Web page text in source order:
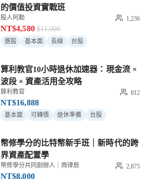
的價值投資實戰班
股人阿勳 1,236
NT$4,580 $11,000
選股 基本面 長線 台股
算利教官10小時退休加速器：現金流 ×
波段 × 資產活用全攻略
算利教官 812
NT$16,888
基本面 可轉債 退休準備 台股
幣修學分的比特幣新手班｜新時代的跨
界資產配置學
幣修學分共同創辦人｜周律辰 2,875
NT$8,000